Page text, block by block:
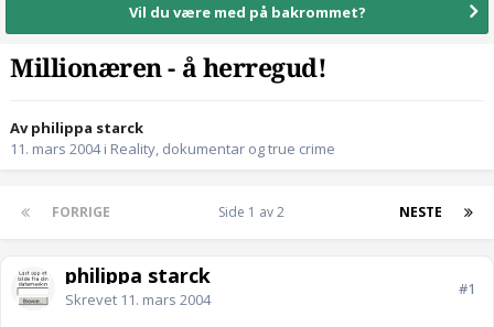
Vil du være med på bakrommet?
Millionæren - å herregud!
Av philippa starck
11. mars 2004i Reality, dokumentar og true crime
FORRIGE NESTE
Side 1 av 2
philippa starck
Skrevet 11. mars 2004
#1